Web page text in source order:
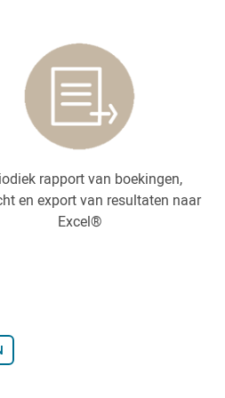
rapport van boekingen,
en export van resultaten naar
Excel®